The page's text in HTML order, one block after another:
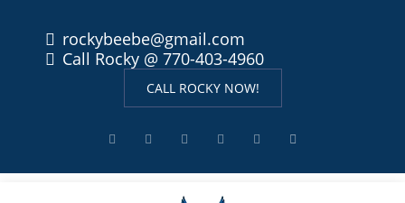
rockybeebe@gmail.com
Call Rocky @ 770-403-4960
CALL ROCKY NOW!